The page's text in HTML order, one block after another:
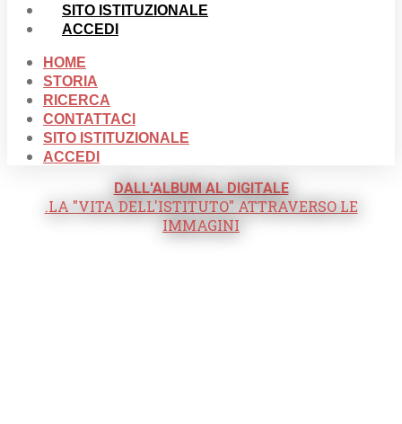
SITO ISTITUZIONALE
ACCEDI
HOME
STORIA
RICERCA
CONTATTACI
SITO ISTITUZIONALE
ACCEDI
DALL'ALBUM AL DIGITALE
.LA "VITA DELL'ISTITUTO" ATTRAVERSO LE
IMMAGINI